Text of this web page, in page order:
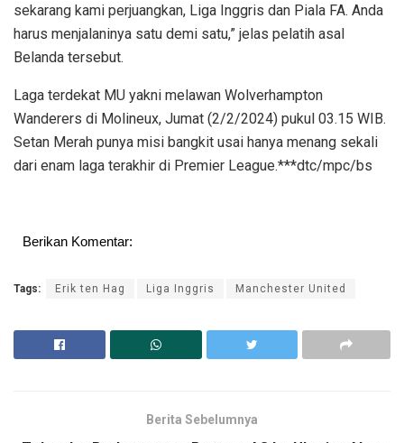
sekarang kami perjuangkan, Liga Inggris dan Piala FA. Anda
harus menjalaninya satu demi satu,” jelas pelatih asal
Belanda tersebut.
Laga terdekat MU yakni melawan Wolverhampton
Wanderers di Molineux, Jumat (2/2/2024) pukul 03.15 WIB.
Setan Merah punya misi bangkit usai hanya menang sekali
dari enam laga terakhir di Premier League.***dtc/mpc/bs
Berikan Komentar:
Tags: Erik ten Hag Liga Inggris Manchester United
Berita Sebelumnya